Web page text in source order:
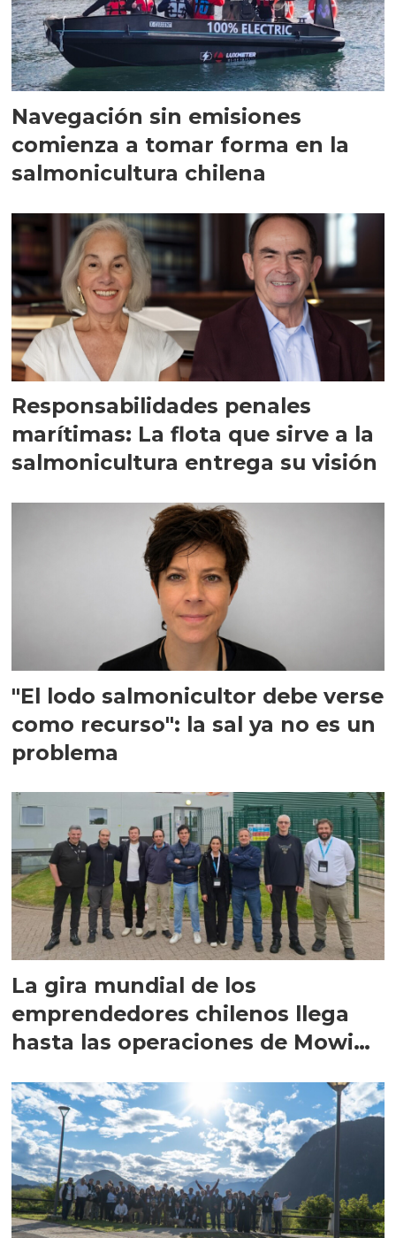
Navegación sin emisiones
comienza a tomar forma en la
salmonicultura chilena
Responsabilidades penales
marítimas: La flota que sirve a la
salmonicultura entrega su visión
"El lodo salmonicultor debe verse
como recurso": la sal ya no es un
problema
La gira mundial de los
emprendedores chilenos llega
hasta las operaciones de Mowi